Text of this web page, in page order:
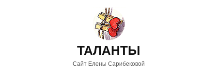
ТАЛАНТЫ
Сайт Елены Сарибековой